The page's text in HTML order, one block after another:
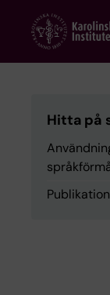
content
Hitta på
Publikation